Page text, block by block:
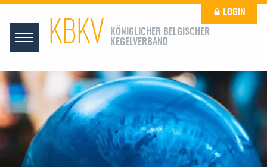
KBKV
KÖNIGLICHER BELGISCHER
KEGELVERBAND
LOGIN